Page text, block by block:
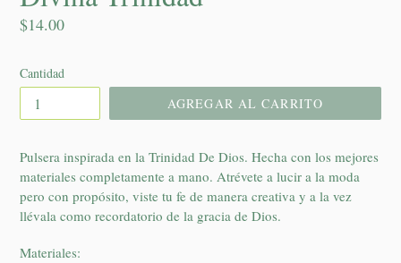
Precio
$14.00
Cantidad
AGREGAR AL CARRITO
Pulsera inspirada en la Trinidad De Dios. Hecha con los mejores
materiales completamente a mano. Atrévete a lucir a la moda
pero con propósito, viste tu fe de manera creativa y a la vez
llévala como recordatorio de la gracia de Dios.
Materiales: